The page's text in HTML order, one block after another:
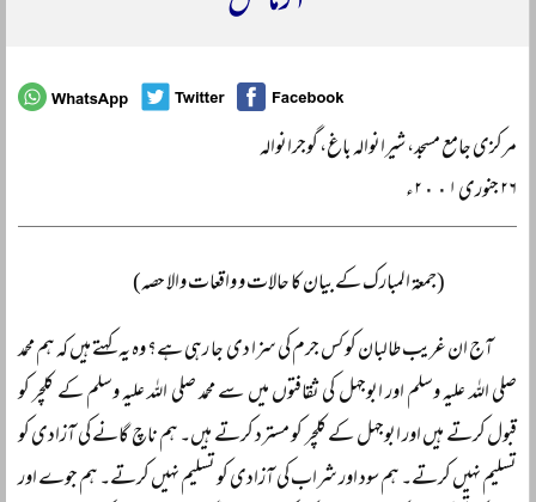
مرکزی جامع مسجد، شیرانوالہ باغ، گوجرانوالہ
۲۶ جنوری ۲٠٠۱ء
(جمعۃ المبارک کے بیان کا حالات و واقعات والا حصہ)
آج ان غریب طالبان کو کس جرم کی سزا دی جا رہی ہے؟ وہ یہ کہتے ہیں کہ ہم محمد
صلی اللہ علیہ وسلم اور ابوجہل کی ثقافتوں میں سے محمد صلی اللہ علیہ وسلم کے کلچر کو
قبول کرتے ہیں اور ابوجہل کے کلچر کو مسترد کرتے ہیں۔ ہم ناچ گانے کی آزادی کو
تسلیم نہیں کرتے۔ ہم سود اور شراب کی آزادی کو تسلیم نہیں کرتے۔ ہم جوے اور